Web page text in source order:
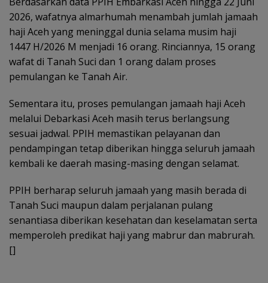
2026, wafatnya almarhumah menambah jumlah jamaah
haji Aceh yang meninggal dunia selama musim haji
1447 H/2026 M menjadi 16 orang. Rinciannya, 15 orang
wafat di Tanah Suci dan 1 orang dalam proses
pemulangan ke Tanah Air.
Sementara itu, proses pemulangan jamaah haji Aceh
melalui Debarkasi Aceh masih terus berlangsung
sesuai jadwal. PPIH memastikan pelayanan dan
pendampingan tetap diberikan hingga seluruh jamaah
kembali ke daerah masing-masing dengan selamat.
PPIH berharap seluruh jamaah yang masih berada di
Tanah Suci maupun dalam perjalanan pulang
senantiasa diberikan kesehatan dan keselamatan serta
memperoleh predikat haji yang mabrur dan mabrurah.
[]